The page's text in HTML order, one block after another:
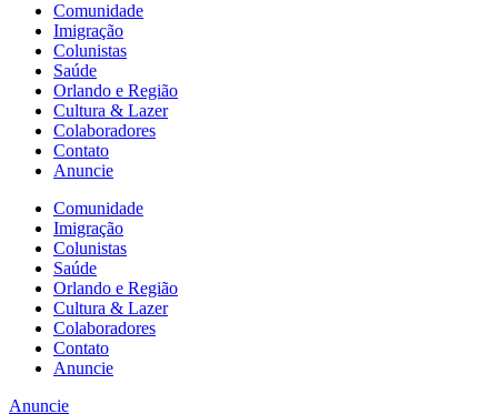
Comunidade
Imigração
Colunistas
Saúde
Orlando e Região
Cultura & Lazer
Colaboradores
Contato
Anuncie
Comunidade
Imigração
Colunistas
Saúde
Orlando e Região
Cultura & Lazer
Colaboradores
Contato
Anuncie
Anuncie